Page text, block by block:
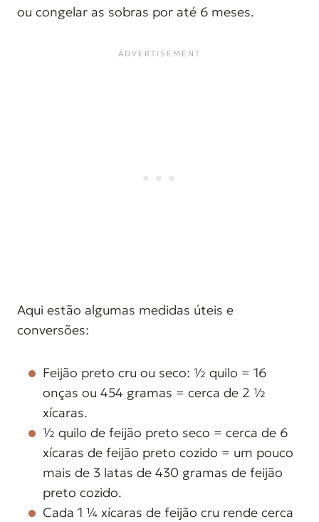
ou congelar as sobras por até 6 meses.
Aqui estão algumas medidas úteis e
conversões:
Feijão preto cru ou seco: ½ quilo = 16
onças ou 454 gramas = cerca de 2 ½
xícaras.
½ quilo de feijão preto seco = cerca de 6
xícaras de feijão preto cozido = um pouco
mais de 3 latas de 430 gramas de feijão
preto cozido.
Cada 1 ¼ xícaras de feijão cru rende cerca